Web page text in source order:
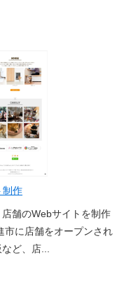
作
舗のWebサイトを制作
市に店舗をオープンされ
ど、店...